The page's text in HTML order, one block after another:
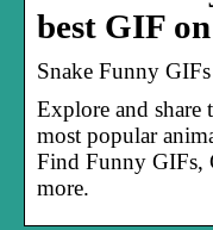
best GIF
Snake Funny
Explore and share
most popular
Find Funny GIFs,
more.